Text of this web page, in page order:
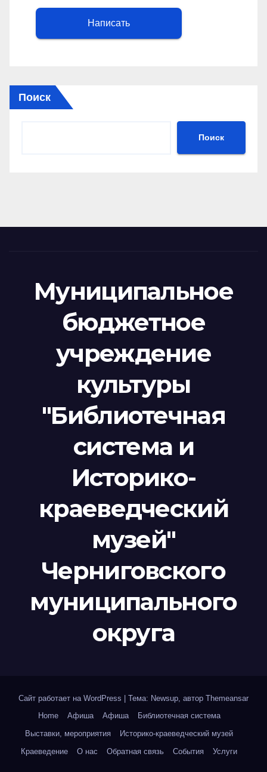
Написать
Поиск
Поиск
Муниципальное
бюджетное
учреждение
культуры
"Библиотечная
система и
Историко-
краеведческий
музей"
Черниговского
муниципального
округа
Сайт работает на WordPress Тема: Newsup, автор Themeansar
Home
Афиша Афиша
Библиотечная система
Выставки, мероприятия
Историко-краеведческий музей
Краеведение
О нас Обратная связь События Услуги